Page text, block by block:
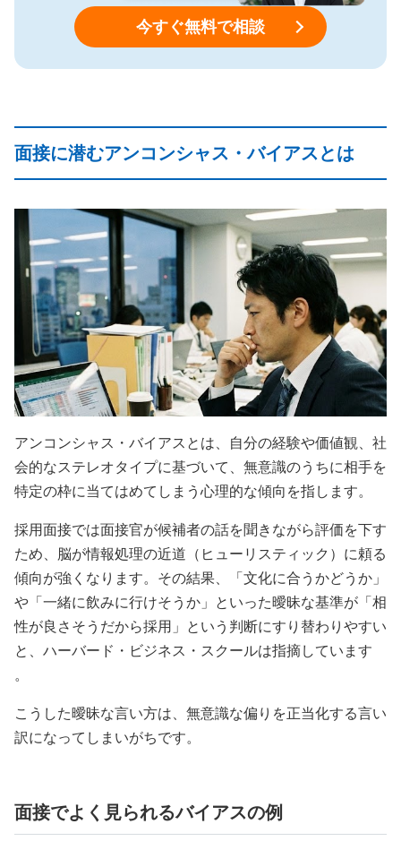
今すぐ無料で相談
面接に潜むアンコンシャス・バイアスとは
アンコンシャス・バイアスとは、自分の経験や価値観、社
会的なステレオタイプに基づいて、無意識のうちに相手を
特定の枠に当てはめてしまう心理的な傾向を指します。
採用面接では面接官が候補者の話を聞きながら評価を下す
ため、脳が情報処理の近道（ヒューリスティック）に頼る
傾向が強くなります。その結果、「文化に合うかどうか」
や「一緒に飲みに行けそうか」といった曖昧な基準が「相
性が良さそうだから採用」という判断にすり替わりやすい
と、ハーバード・ビジネス・スクールは指摘しています
。
こうした曖昧な言い方は、無意識な偏りを正当化する言い
訳になってしまいがちです。
面接でよく見られるバイアスの例